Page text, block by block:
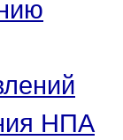
НПА